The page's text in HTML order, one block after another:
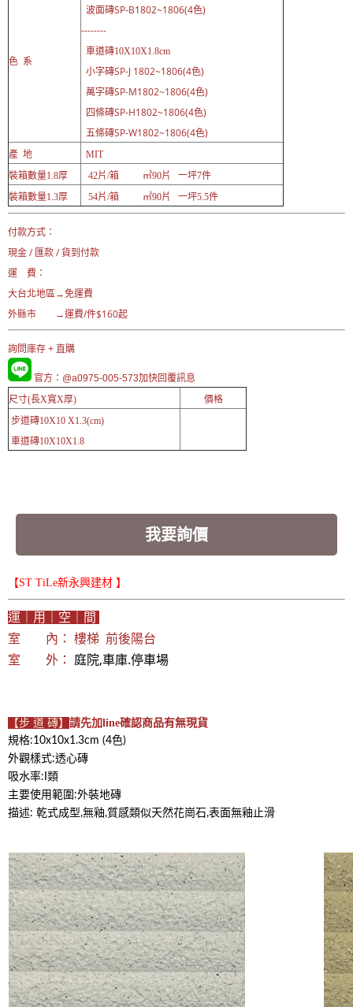
色 系
波面磚SP-B1802~1806(4色)
--------
車道磚10X10X1.8cm
小字磚SP-J 1802~1806(4色)
萬字磚SP-M1802~1806(4色)
四條磚SP-H1802~1806(4色)
五條磚SP-W1802~1806(4色)
產 地
MIT
裝箱數量1.8厚
42片/箱 ㎡90片 一坪7件
裝箱數量1.3厚
54片/箱 ㎡90片 一坪5.5件
付款方式：
現金 / 匯款 / 貨到付款
運 費：
大台北地區→免運費
外縣市 →運費/件$160起
詢問庫存 + 直購
官方：@a0975-005-573加快回覆訊息
尺寸(長X寬X厚)
價格
步道磚10X10 X1.3(cm)
車道磚10X10X1.8
我要詢價
【ST TiLe新永興建材 】
運｜用｜空｜間
室 內： 樓梯 前後陽台
室 外： 庭院,車庫.停車場
【步 道 磚】 請先加line確認商品有無現貨
規格:10x10x1.3cm (4色)
外觀樣式:透心磚
吸水率:I類
主要使用範圍:外裝地磚
描述: 乾式成型,無釉,質感類似天然花崗石,表面無釉止滑